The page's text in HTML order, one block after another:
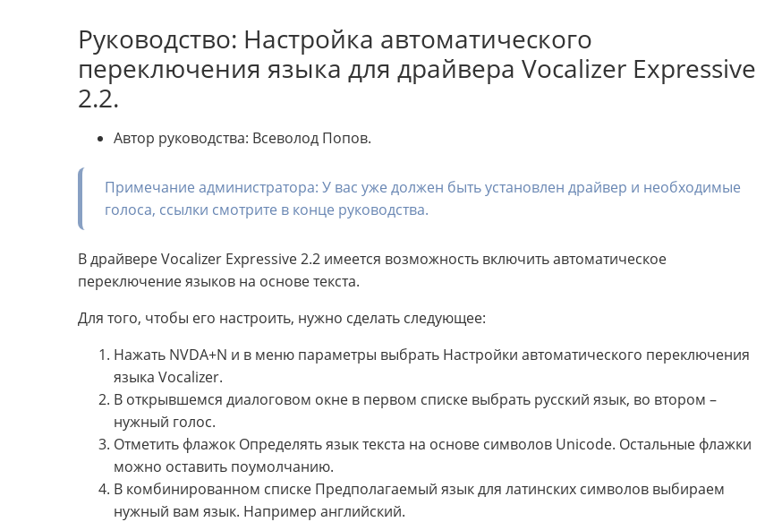
Руководство: Настройка автоматического
переключения языка для драйвера Vocalizer Expressive
2.2.
Автор руководства: Всеволод Попов.
Примечание администратора: У вас уже должен быть установлен драйвер и необходимые
голоса, ссылки смотрите в конце руководства.
В драйвере Vocalizer Expressive 2.2 имеется возможность включить автоматическое
переключение языков на основе текста.
Для того, чтобы его настроить, нужно сделать следующее:
Нажать NVDA+N и в меню параметры выбрать Настройки автоматического переключения
языка Vocalizer.
В открывшемся диалоговом окне в первом списке выбрать русский язык, во втором –
нужный голос.
Отметить флажок Определять язык текста на основе символов Unicode. Остальные флажки
можно оставить поумолчанию.
В комбинированном списке Предполагаемый язык для латинских символов выбираем
нужный вам язык. Например английский.